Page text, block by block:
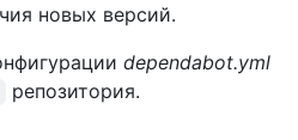
новых версий.
dependabot.yml
репозитория.